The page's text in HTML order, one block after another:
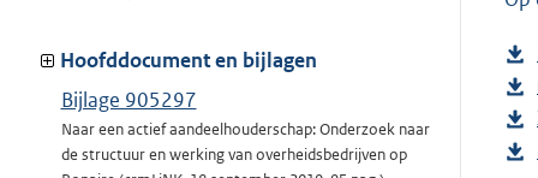
Hoofddocument en bijlagen
Bijlage 905297
Naar een actief aandeelhouderschap: Onderzoek naar
de structuur en werking van overheidsbedrijven op